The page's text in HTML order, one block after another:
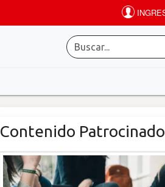
Contenido Patrocinado